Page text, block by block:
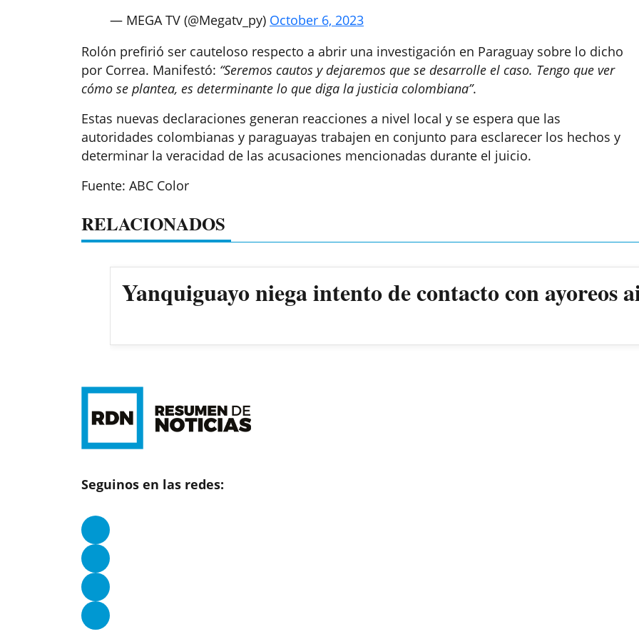
— MEGA TV (@Megatv_py) October 6, 2023
Rolón prefirió ser cauteloso respecto a abrir una investigación en Paraguay sobre lo dicho
por Correa. Manifestó: “Seremos cautos y dejaremos que se desarrolle el caso. Tengo que ver
cómo se plantea, es determinante lo que diga la justicia colombiana”.
Estas nuevas declaraciones generan reacciones a nivel local y se espera que las
autoridades colombianas y paraguayas trabajen en conjunto para esclarecer los hechos y
determinar la veracidad de las acusaciones mencionadas durante el juicio.
Fuente: ABC Color
RELACIONADOS
Yanquiguayo niega intento de contacto con ayoreos
Seguinos en las redes: